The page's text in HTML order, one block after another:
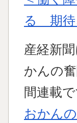
る 期待
産経新
かんの
間連載
おかん